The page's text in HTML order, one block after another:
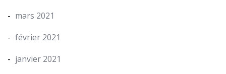
mars 2021
février 2021
janvier 2021